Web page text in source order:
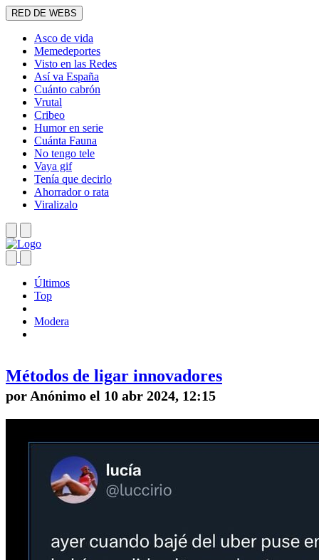
RED DE WEBS
Asco de vida
Memedeportes
Visto en las Redes
Así va España
Cuánto cabrón
Vrutal
Cribeo
Humor en serie
Cuánta Fauna
No tengo tele
Vaya gif
Tenía que decirlo
Ahorrador o rata
Viralizalo
Últimos
Top
Modera
Métodos de ligar innovadores
por Anónimo el 10 abr 2024, 12:15